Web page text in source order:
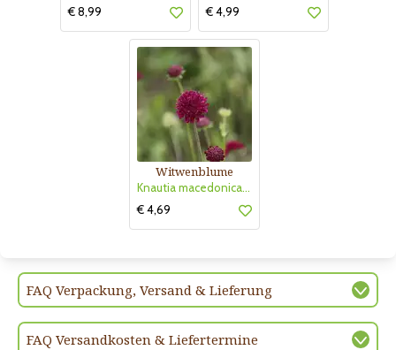
€ 8,99
€ 4,99
Witwenblume
Knautia macedonica 'Mars Midget'
€ 4,69
FAQ Verpackung, Versand & Lieferung
FAQ Versandkosten & Liefertermine